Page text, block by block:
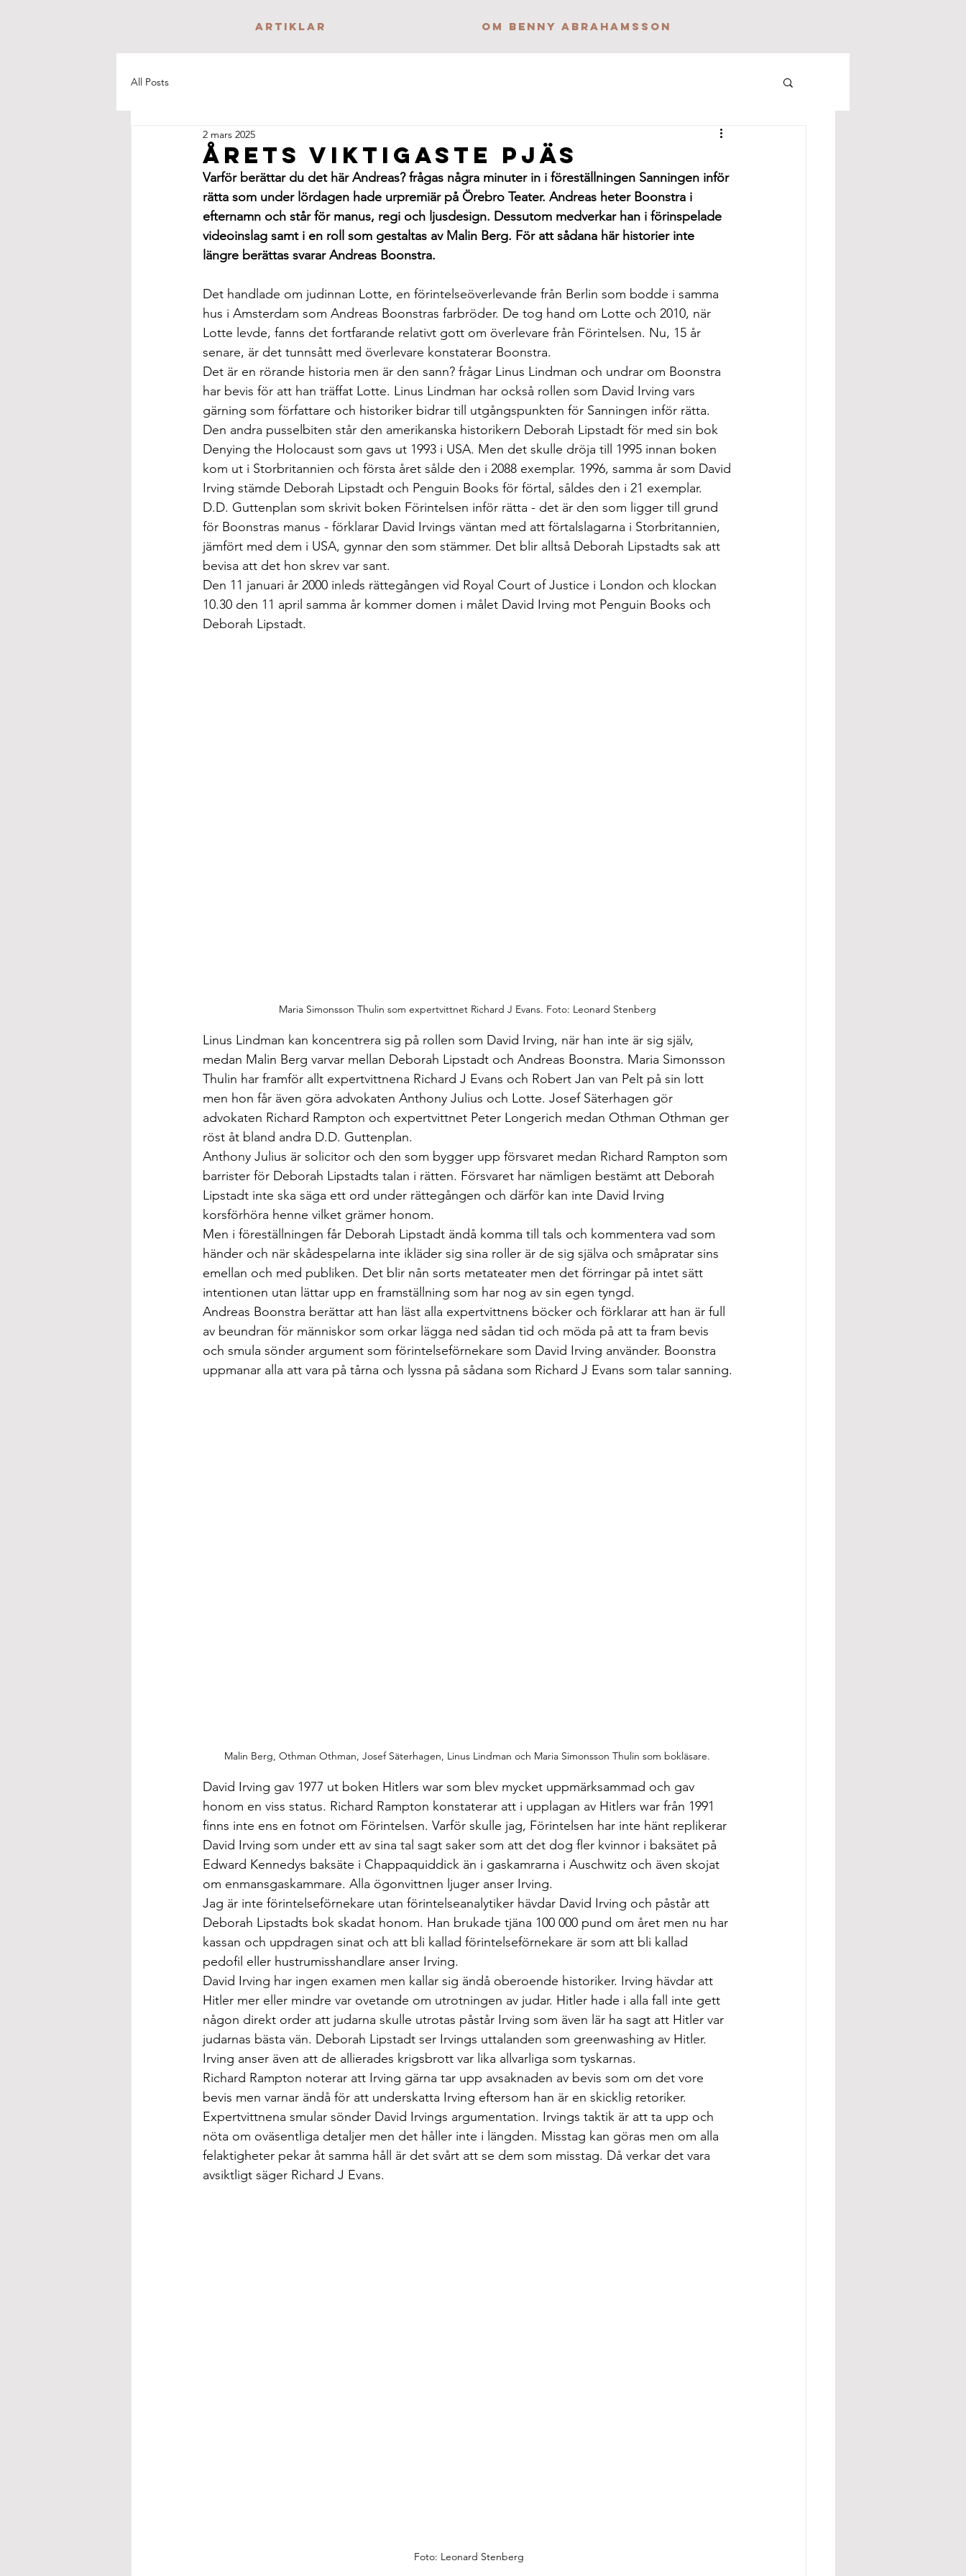
Artiklar OM BENNY ABRAHAMSSON
All Posts
Årets viktigaste pjäs
2 mars 2025
Varför berättar du det här Andreas? frågas några minuter in i föreställningen Sanningen inför
rätta som under lördagen hade urpremiär på Örebro Teater. Andreas heter Boonstra i
efternamn och står för manus, regi och ljusdesign. Dessutom medverkar han i förinspelade
videoinslag samt i en roll som gestaltas av Malin Berg. För att sådana här historier inte
längre berättas svarar Andreas Boonstra.
Det handlade om judinnan Lotte, en förintelseöverlevande från Berlin som bodde i samma
hus i Amsterdam som Andreas Boonstras farbröder. De tog hand om Lotte och 2010, när
Lotte levde, fanns det fortfarande relativt gott om överlevare från Förintelsen. Nu, 15 år
senare, är det tunnsått med överlevare konstaterar Boonstra.
Det är en rörande historia men är den sann? frågar Linus Lindman och undrar om Boonstra
har bevis för att han träffat Lotte. Linus Lindman har också rollen som David Irving vars
gärning som författare och historiker bidrar till utgångspunkten för Sanningen inför rätta.
Den andra pusselbiten står den amerikanska historikern Deborah Lipstadt för med sin bok
Denying the Holocaust som gavs ut 1993 i USA. Men det skulle dröja till 1995 innan boken
kom ut i Storbritannien och första året sålde den i 2088 exemplar. 1996, samma år som David
Irving stämde Deborah Lipstadt och Penguin Books för förtal, såldes den i 21 exemplar.
D.D. Guttenplan som skrivit boken Förintelsen inför rätta - det är den som ligger till grund
för Boonstras manus - förklarar David Irvings väntan med att förtalslagarna i Storbritannien,
jämfört med dem i USA, gynnar den som stämmer. Det blir alltså Deborah Lipstadts sak att
bevisa att det hon skrev var sant.
Den 11 januari år 2000 inleds rättegången vid Royal Court of Justice i London och klockan
10.30 den 11 april samma år kommer domen i målet David Irving mot Penguin Books och
Deborah Lipstadt.
Maria Simonsson Thulin som expertvittnet Richard J Evans. Foto: Leonard Stenberg
Linus Lindman kan koncentrera sig på rollen som David Irving, när han inte är sig själv,
medan Malin Berg varvar mellan Deborah Lipstadt och Andreas Boonstra. Maria Simonsson
Thulin har framför allt expertvittnena Richard J Evans och Robert Jan van Pelt på sin lott
men hon får även göra advokaten Anthony Julius och Lotte. Josef Säterhagen gör
advokaten Richard Rampton och expertvittnet Peter Longerich medan Othman Othman ger
röst åt bland andra D.D. Guttenplan.
Anthony Julius är solicitor och den som bygger upp försvaret medan Richard Rampton som
barrister för Deborah Lipstadts talan i rätten. Försvaret har nämligen bestämt att Deborah
Lipstadt inte ska säga ett ord under rättegången och därför kan inte David Irving
korsförhöra henne vilket grämer honom.
Men i föreställningen får Deborah Lipstadt ändå komma till tals och kommentera vad som
händer och när skådespelarna inte ikläder sig sina roller är de sig själva och småpratar sins
emellan och med publiken. Det blir nån sorts metateater men det förringar på intet sätt
intentionen utan lättar upp en framställning som har nog av sin egen tyngd.
Andreas Boonstra berättar att han läst alla expertvittnens böcker och förklarar att han är full
av beundran för människor som orkar lägga ned sådan tid och möda på att ta fram bevis
och smula sönder argument som förintelseförnekare som David Irving använder. Boonstra
uppmanar alla att vara på tårna och lyssna på sådana som Richard J Evans som talar sanning.
Malin Berg, Othman Othman, Josef Säterhagen, Linus Lindman och Maria Simonsson Thulin som bokläsare.
David Irving gav 1977 ut boken Hitlers war som blev mycket uppmärksammad och gav
honom en viss status. Richard Rampton konstaterar att i upplagan av Hitlers war från 1991
finns inte ens en fotnot om Förintelsen. Varför skulle jag, Förintelsen har inte hänt replikerar
David Irving som under ett av sina tal sagt saker som att det dog fler kvinnor i baksätet på
Edward Kennedys baksäte i Chappaquiddick än i gaskamrarna i Auschwitz och även skojat
om enmansgaskammare. Alla ögonvittnen ljuger anser Irving.
Jag är inte förintelseförnekare utan förintelseanalytiker hävdar David Irving och påstår att
Deborah Lipstadts bok skadat honom. Han brukade tjäna 100 000 pund om året men nu har
kassan och uppdragen sinat och att bli kallad förintelseförnekare är som att bli kallad
pedofil eller hustrumisshandlare anser Irving.
David Irving har ingen examen men kallar sig ändå oberoende historiker. Irving hävdar att
Hitler mer eller mindre var ovetande om utrotningen av judar. Hitler hade i alla fall inte gett
någon direkt order att judarna skulle utrotas påstår Irving som även lär ha sagt att Hitler var
judarnas bästa vän. Deborah Lipstadt ser Irvings uttalanden som greenwashing av Hitler.
Irving anser även att de allierades krigsbrott var lika allvarliga som tyskarnas.
Richard Rampton noterar att Irving gärna tar upp avsaknaden av bevis som om det vore
bevis men varnar ändå för att underskatta Irving eftersom han är en skicklig retoriker.
Expertvittnena smular sönder David Irvings argumentation. Irvings taktik är att ta upp och
nöta om oväsentliga detaljer men det håller inte i längden. Misstag kan göras men om alla
felaktigheter pekar åt samma håll är det svårt att se dem som misstag. Då verkar det vara
avsiktligt säger Richard J Evans.
Foto: Leonard Stenberg